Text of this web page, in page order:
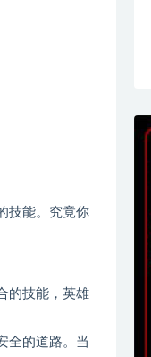
技能。究竟你
的技能，英雄
全的道路。当